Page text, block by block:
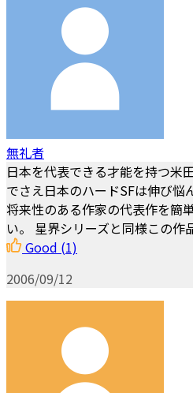
無礼者
日本を代表できる才能を持つ米
でさえ日本のハードSFは伸び悩
将来性のある作家の代表作を簡
い。 星界シリーズと同様この作
Good (1)
2006/09/12